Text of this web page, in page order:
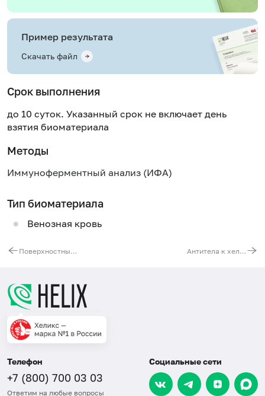
Пример результата
Скачать файл
Срок выполнения
до 10 суток. Указанный срок не включает день
взятия биоматериала
Методы
Иммуноферментный анализ (ИФА)
Тип биоматериала
Венозная кровь
Поверхностный антиген вируса гепатита B (HBsAg) Антитела к хеликобактеру пилори (Helicobacter pylori, IgG), количественно
Телефон
+7 (800) 700 03 03
Ответим на любые вопросы
Социальные сети